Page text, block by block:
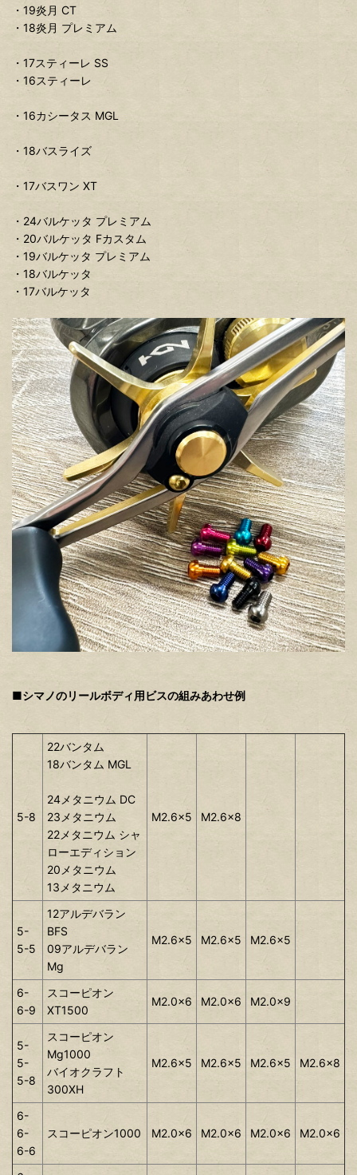
・19炎月 CT
・18炎月 プレミアム
・17スティーレ SS
・16スティーレ
・16カシータス MGL
・18バスライズ
・17バスワン XT
・24バルケッタ プレミアム
・20バルケッタ Fカスタム
・19バルケッタ プレミアム
・18バルケッタ
・17バルケッタ
■シマノのリールボディ用ビスの組みあわせ例
5-8
22バンタム
18バンタム MGL
24メタニウム DC
23メタニウム
22メタニウム シャ
ローエディション
20メタニウム
13メタニウム
M2.6x5 M2.6x8
5-
5-5
12アルデバラン
BFS
09アルデバラン
Mg
M2.6x5 M2.6x5 M2.6x5
6-
6-9
スコーピオン
XT1500
M2.0x6 M2.0x6 M2.0x9
5-
5-
5-8
スコーピオン
Mg1000
バイオクラフト
300XH
M2.6x5 M2.6x5 M2.6x5 M2.6x8
6-
6-
6-6
スコーピオン1000 M2.0x6 M2.0x6 M2.0x6 M2.0x6